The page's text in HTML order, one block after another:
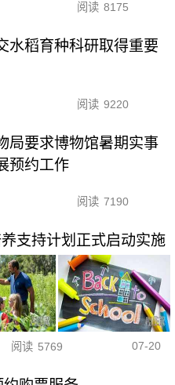
阅读 8175
水稻育种科研取得重要
阅读 9220
局要求博物馆暑期实事
预约工作
阅读 7190
支持计划正式启动实施
阅读 5769 07-20